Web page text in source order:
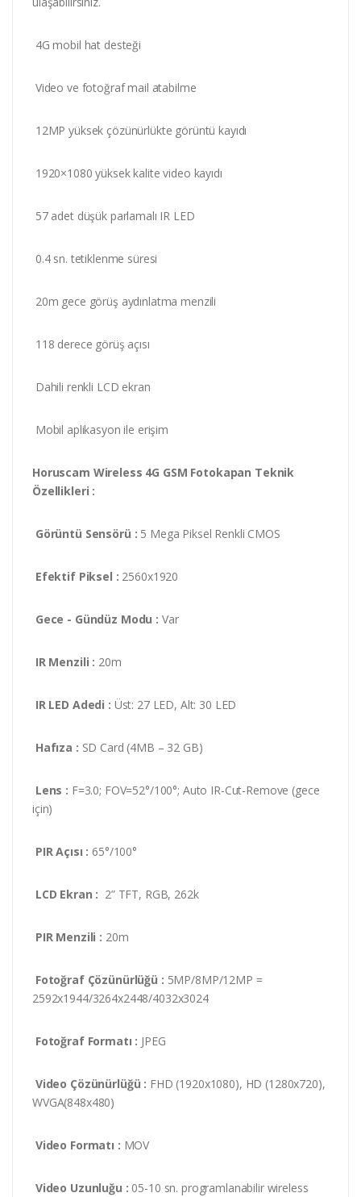
4G mobil hat desteği
Video ve fotoğraf mail atabilme
12MP yüksek çözünürlükte görüntü kayıdı
1920×1080 yüksek kalite video kayıdı
57 adet düşük parlamalı IR LED
0.4 sn. tetiklenme süresi
20m gece görüş aydınlatma menzili
118 derece görüş açısı
Dahili renkli LCD ekran
Mobil aplikasyon ile erişim
Horuscam Wireless 4G GSM Fotokapan Teknik
Özellikleri :
Görüntü Sensörü : 5 Mega Piksel Renkli CMOS
Efektif Piksel : 2560x1920
Gece - Gündüz Modu : Var
IR Menzili : 20m
IR LED Adedi : Üst: 27 LED, Alt: 30 LED
Hafıza : SD Card (4MB – 32 GB)
Lens : F=3.0; FOV=52°/100°; Auto IR-Cut-Remove (gece
için)
PIR Açısı : 65°/100°
LCD Ekran : 2” TFT, RGB, 262k
PIR Menzili : 20m
Fotoğraf Çözünürlüğü : 5MP/8MP/12MP =
2592x1944/3264x2448/4032x3024
Fotoğraf Formatı : JPEG
Video Çözünürlüğü : FHD (1920x1080), HD (1280x720),
WVGA(848x480)
Video Formatı : MOV
Video Uzunluğu : 05-10 sn. programlanabilir wireless